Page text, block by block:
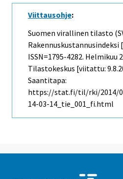
Viittausohje:
Suomen virallinen tilasto
Rakennuskustannusindeksi
ISSN=1795-4282. Helmikuu
Tilastokeskus [viitattu:
Saantitapa:
https://stat.fi/til/rki/2014/
14-03-14_tie_001_fi.html